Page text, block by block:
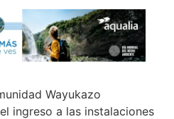
Wayukazo
ingreso a las instalaciones